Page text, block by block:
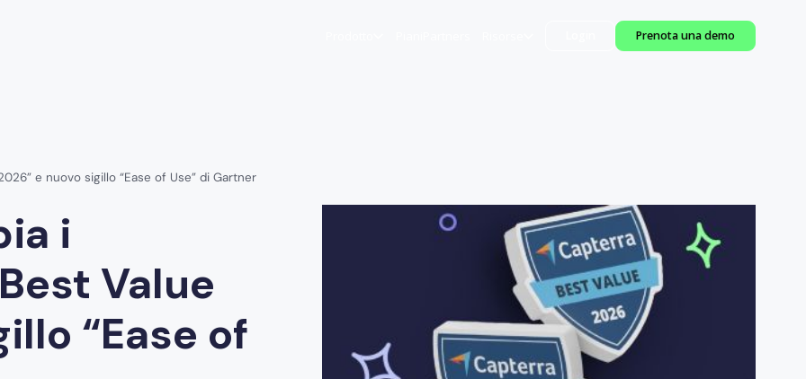
Prenota una demo
e nuovo sigillo “Ease of Use” di Gartner
i
Value
“Ease of